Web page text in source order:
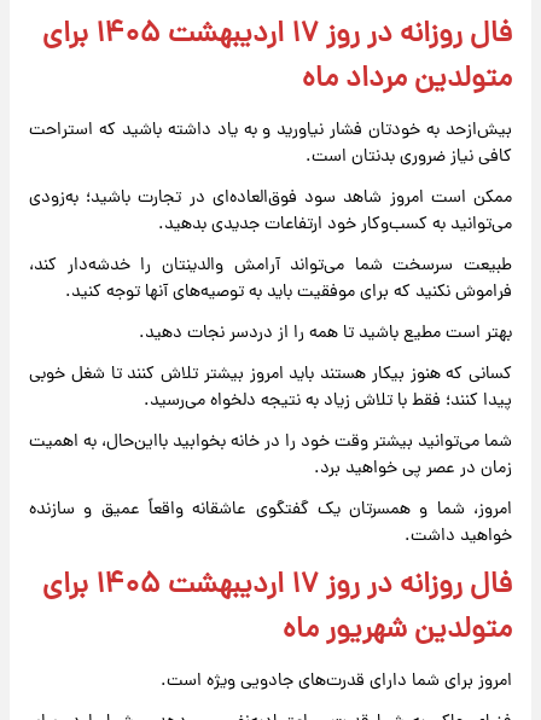
فال روزانه در روز ۱۷ اردیبهشت ۱۴۰۵ برای
متولدین مرداد ماه
بیش‌ازحد به خودتان فشار نیاورید و به یاد داشته باشید که استراحت
کافی نیاز ضروری بدنتان است.
ممکن است امروز شاهد سود فوق‌العاده‌ای در تجارت باشید؛ به‌زودی
می‌توانید به کسب‌وکار خود ارتفاعات جدیدی بدهید.
طبیعت سرسخت شما می‌تواند آرامش والدینتان را خدشه‌دار کند،
فراموش نکنید که برای موفقیت باید به توصیه‌های آنها توجه کنید.
بهتر است مطیع باشید تا همه را از دردسر نجات دهید.
کسانی که هنوز بیکار هستند باید امروز بیشتر تلاش کنند تا شغل خوبی
پیدا کنند؛ فقط با تلاش زیاد به نتیجه دلخواه می‌رسید.
شما می‌توانید بیشتر وقت خود را در خانه بخوابید بااین‌حال، به اهمیت
زمان در عصر پی خواهید برد.
امروز، شما و همسرتان یک گفتگوی عاشقانه واقعاً عمیق و سازنده
خواهید داشت.
فال روزانه در روز ۱۷ اردیبهشت ۱۴۰۵ برای
متولدین شهریور ماه
امروز برای شما دارای قدرت‌های جادویی ویژه است.